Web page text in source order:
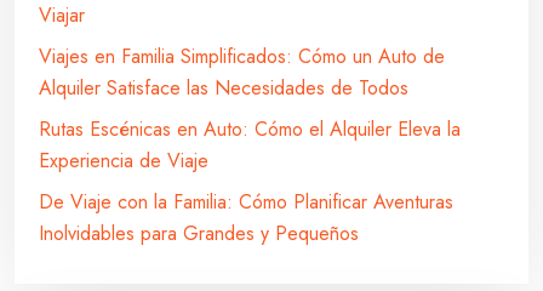
Viajar
Viajes en Familia Simplificados: Cómo un Auto de
Alquiler Satisface las Necesidades de Todos
Rutas Escénicas en Auto: Cómo el Alquiler Eleva la
Experiencia de Viaje
De Viaje con la Familia: Cómo Planificar Aventuras
Inolvidables para Grandes y Pequeños